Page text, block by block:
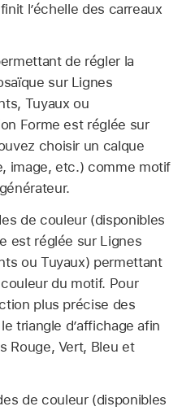
l’échelle des carreaux
de régler la
sur Lignes
Tuyaux ou
Forme est réglée sur
choisir un calque
image, etc.) comme motif
de couleur (disponibles
est réglée sur Lignes
ou Tuyaux) permettant
du motif. Pour
plus précise des
triangle d’affichage afin
Rouge, Vert, Bleu et
de couleur (disponibles